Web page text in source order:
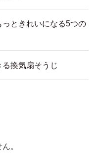
ときれいになる5つの
換気扇そうじ
。